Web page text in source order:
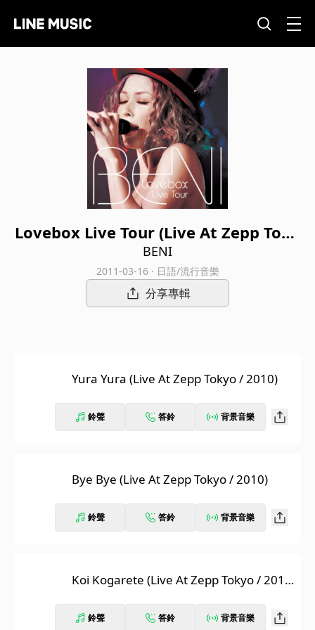
Lovebox Live Tour (Live At Zepp Toky
o / 2010)
BENI
2011-03-16 · 日語/流行音樂
分享專輯
Yura Yura (Live At Zepp Tokyo / 2010)
鈴聲 答鈴 背景音樂
Bye Bye (Live At Zepp Tokyo / 2010)
鈴聲 答鈴 背景音樂
Koi Kogarete (Live At Zepp Tokyo / 201
鈴聲 答鈴 背景音樂